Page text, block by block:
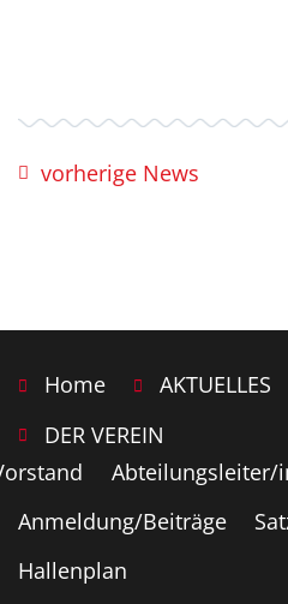
vorherige News
Home
AKTUELLES
DER VEREIN
Abteilungsleiter/
Anmeldung/Beiträge
Hallenplan